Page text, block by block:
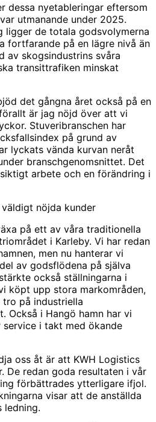
dessa nyetableringar eftersom
utmanande under 2025.
ligger de totala godsvolymerna
fortfarande på en lägre nivå än
av skogsindustrins svåra
transittrafiken minskat
det gångna året också på en
är jag nöjd över att vi
Stuveribranschen har
på grund av
lyckats vända kurvan neråt
branschgenomsnittet. Det
arbete och en förändring i
nöjda kunder
på ett av våra traditionella
i Karleby. Vi har redan
men nu hanterar vi
av godsflödena på själva
också ställningarna i
köpt upp stora markområden,
på industriella
Också i Hangö hamn har vi
i takt med ökande
oss åt är att KWH Logistics
De redan goda resultaten i vår
förbättrades ytterligare ifjol.
visar att de anställda
ledning.